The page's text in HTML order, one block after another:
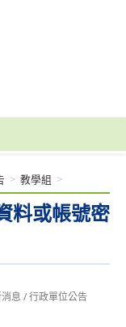
料或帳號密
> 教學組 >
息 /行政單位公告